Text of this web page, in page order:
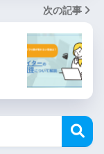
次の記事